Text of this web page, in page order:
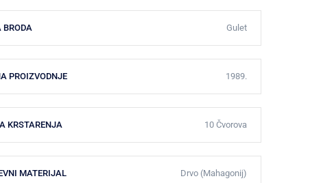
BRODA Gulet
PROIZVODNJE 1989.
KRSTARENJA 10 Čvorova
MATERIJAL Drvo (Mahagonij)